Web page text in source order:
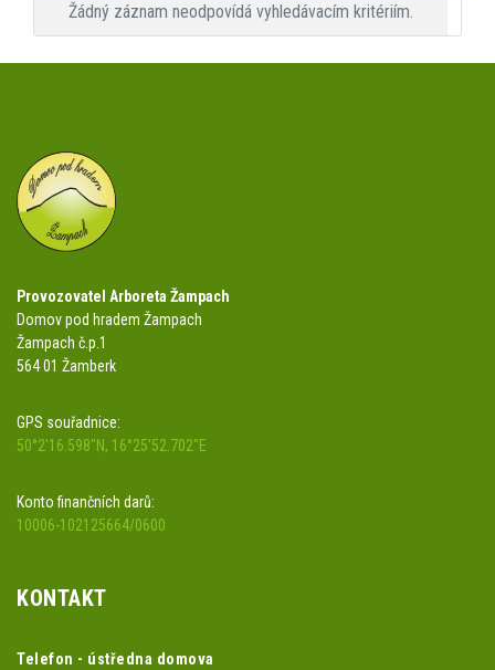
Žádný záznam neodpovídá vyhledávacím kritériím.
Provozovatel Arboreta Žampach
Domov pod hradem Žampach
Žampach č.p.1
564 01 Žamberk
GPS souřadnice:
50°2'16.598"N, 16°25'52.702"E
Konto finančních darů:
10006-102125664/0600
KONTAKT
Telefon - ústředna domova